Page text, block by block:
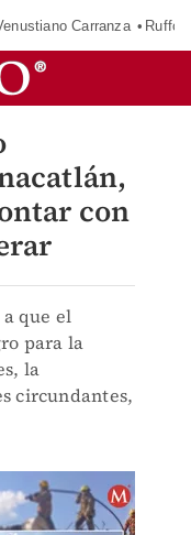
Carranza Ruffo
con
que el
para la
la
circundantes,